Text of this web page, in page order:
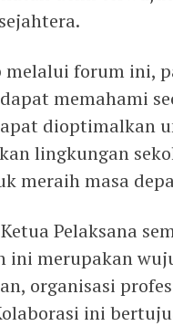
melalui forum ini,
memahami
dioptimalkan
lingkungan
meraih masa
Pelaksana
ini merupakan
organisasi
ini